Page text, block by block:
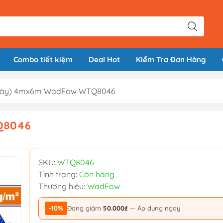
Combo tiết kiệm Deal Hot Kiểm Tra Đơn Hàng
4mx6m WadFow WTQ8046
SKU: WTQ8046
Tình trạng: Còn hàng
Thương hiệu: WadFow
-10% Đang giảm 50.000₫ — Áp dụng ngay